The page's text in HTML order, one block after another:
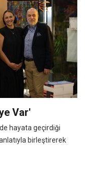
Var'
hayata geçirdiği
birleştirerek